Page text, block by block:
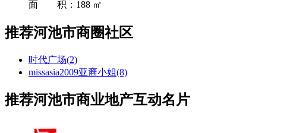
面 积：188 ㎡
推荐河池市商圈社区
时代广场(2)
missasia2009亚裔小姐(8)
推荐河池市商业地产互动名片